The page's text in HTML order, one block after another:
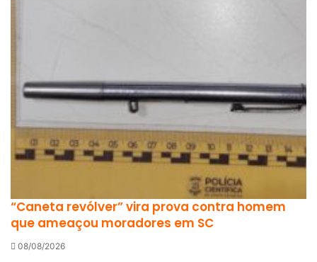
“Caneta revólver” vira prova contra homem
que ameaçou moradores em SC
08/08/2026